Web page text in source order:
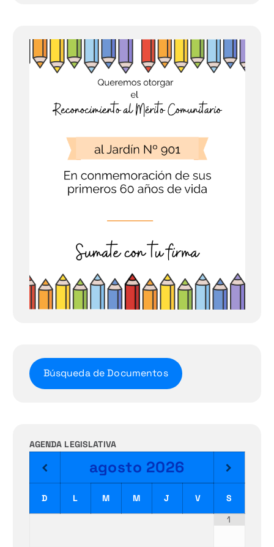
Búsqueda de Documentos
AGENDA LEGISLATIVA
agosto 2026
D L M M J V
S
1